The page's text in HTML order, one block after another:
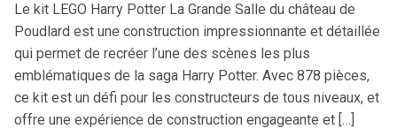
Le kit LEGO Harry Potter La Grande Salle du château de
Poudlard est une construction impressionnante et détaillée
qui permet de recréer l’une des scènes les plus
emblématiques de la saga Harry Potter. Avec 878 pièces,
ce kit est un défi pour les constructeurs de tous niveaux, et
offre une expérience de construction engageante et […]